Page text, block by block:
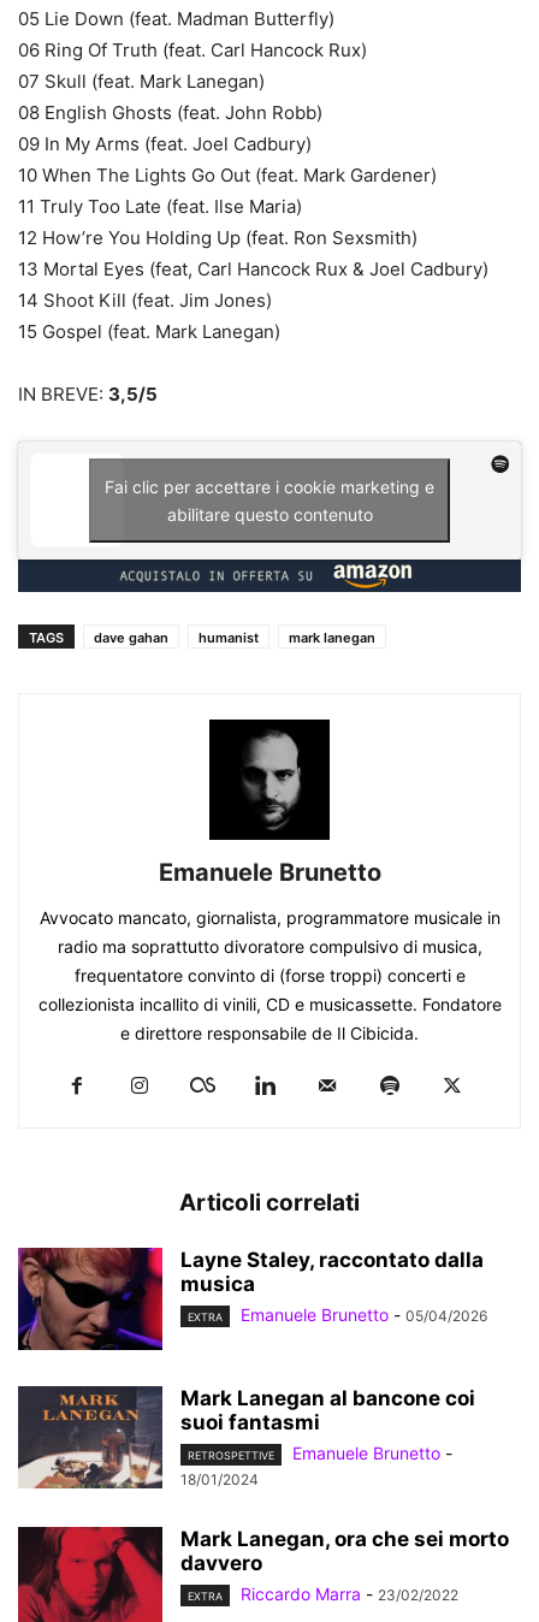
05 Lie Down (feat. Madman Butterfly)
06 Ring Of Truth (feat. Carl Hancock Rux)
07 Skull (feat. Mark Lanegan)
08 English Ghosts (feat. John Robb)
09 In My Arms (feat. Joel Cadbury)
10 When The Lights Go Out (feat. Mark Gardener)
11 Truly Too Late (feat. Ilse Maria)
12 How’re You Holding Up (feat. Ron Sexsmith)
13 Mortal Eyes (feat, Carl Hancock Rux & Joel Cadbury)
14 Shoot Kill (feat. Jim Jones)
15 Gospel (feat. Mark Lanegan)
IN BREVE: 3,5/5
Fai clic per accettare i cookie marketing e
abilitare questo contenuto
TAGS dave gahan humanist mark lanegan
Emanuele Brunetto
Avvocato mancato, giornalista, programmatore musicale in
radio ma soprattutto divoratore compulsivo di musica,
frequentatore convinto di (forse troppi) concerti e
collezionista incallito di vinili, CD e musicassette. Fondatore
e direttore responsabile de Il Cibicida.
Articoli correlati
Layne Staley, raccontato dalla
musica
EXTRA Emanuele Brunetto - 05/04/2026
Mark Lanegan al bancone coi
suoi fantasmi
RETROSPETTIVE Emanuele Brunetto -
18/01/2024
Mark Lanegan, ora che sei morto
davvero
EXTRA Riccardo Marra - 23/02/2022